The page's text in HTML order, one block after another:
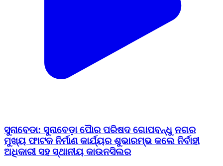
ସୁନାବେଡା: ସୁନାବେଡ଼ା ପୈାର ପରିଷଦ ଗୋପବନ୍ଧୁ ନଗର
ମୁଖ୍ୟ ଫାଟକ ନିର୍ମାଣ କାର୍ଯ୍ୟର ଶୁଭାରମ୍ଭ କଲେ ନିର୍ବାହୀ
ଅଧିକାରୀ ସହ ସ୍ଥାନୀୟ କାଉନସିଲର